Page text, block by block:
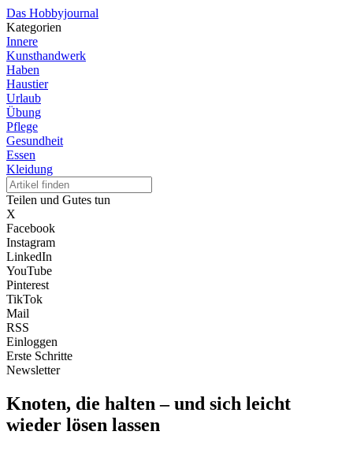
Das Hobbyjournal
Kategorien
Innere
Kunsthandwerk
Haben
Haustier
Urlaub
Übung
Pflege
Gesundheit
Essen
Kleidung
Teilen und Gutes tun
X
Facebook
Instagram
LinkedIn
YouTube
Pinterest
TikTok
Mail
RSS
Einloggen
Erste Schritte
Newsletter
Knoten, die halten – und sich leicht
wieder lösen lassen